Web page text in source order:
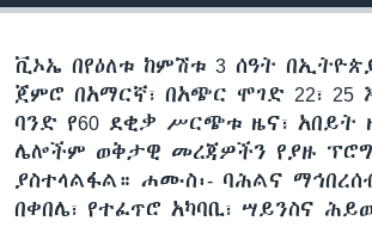
ቪኦኤ በየዕለቱ ከምሽቱ 3 ሰዓት
ጀምሮ በአማርኛ፣ በአጭር ሞገድ 22፣ 25
ባንድ የ60 ደቂቃ ሥርጭቱ ዜና፣ አበይት
ሌሎችም ወቅታዊ መረጃዎችን የያዙ
ያስተላልፋል። ሐሙስ፡- ባሕልና
በቀበሌ፣ የተፈጥሮ አካባቢ፣ ሣይንስና